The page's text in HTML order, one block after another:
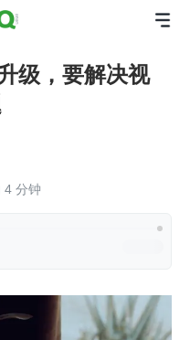
级，要解决视
4 分钟